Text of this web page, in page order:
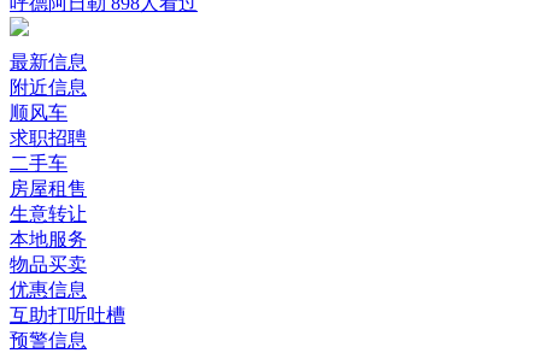
最新信息
附近信息
顺风车
求职招聘
二手车
房屋租售
生意转让
本地服务
物品买卖
优惠信息
互助打听吐槽
预警信息